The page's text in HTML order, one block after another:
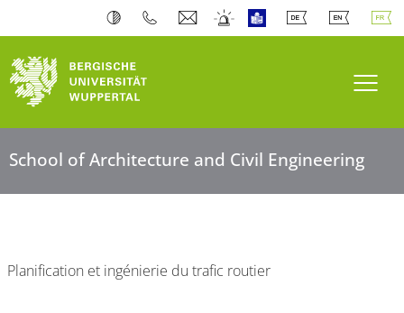
School of Architecture and Civil Engineering
Planification et ingénierie du trafic routier